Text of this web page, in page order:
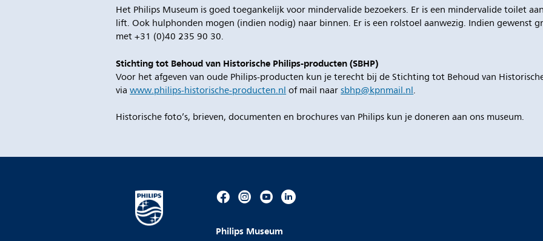
Het Philips Museum is goed toegankelijk voor mindervalide bezoekers. Er is een mindervalide toilet
lift. Ook hulphonden mogen (indien nodig) naar binnen. Er is een rolstoel aanwezig. Indien gewenst
met +31 (0)40 235 90 30.
Stichting tot Behoud van Historische Philips-producten (SBHP)
Voor het afgeven van oude Philips-producten kun je terecht bij de Stichting tot Behoud van
viawww.philips-historische-producten.nlof mail naarsbhp@kpnmail.nl.
Historische foto’s, brieven, documenten en brochures van Philips kun je doneren aan ons museum.
Philips Museum